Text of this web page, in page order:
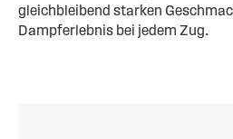
gleichbleibend starken
Dampferlebnis bei jedem Zug.